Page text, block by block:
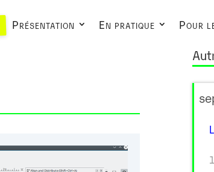
Présentation En pratique Pour
L
1